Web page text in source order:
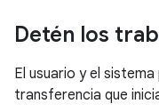
Detén los
El usuario y el
transferencia que